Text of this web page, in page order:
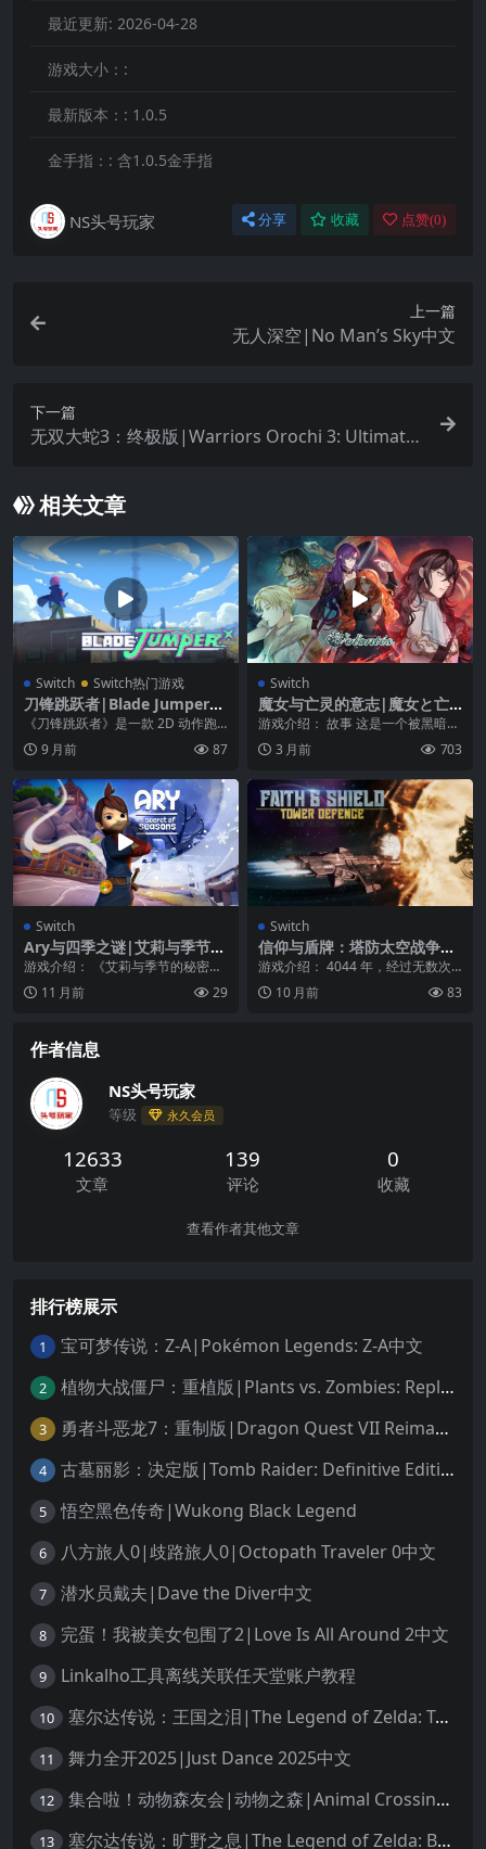
最近更新: 2026-04-28
游戏大小：:
最新版本：: 1.0.5
金手指：: 含1.0.5金手指
NS头号玩家 分享 收藏 点赞(0)
上一篇
无人深空|No Man’s Sky中文
下一篇
无双大蛇3：终极版|Warriors Orochi 3: Ultimate
相关文章
Switch Switch热门游戏
刀锋跳跃者|Blade Jumper中
文
《刀锋跳跃者》是一款 2D 动作跑
跳游戏，玩家使用简单的跳跃动作
来攀登障碍重重的...
9 月前 87
Switch
魔女与亡灵的意志|魔女と亡
霊のヴォロンテ
游戏介绍： 故事 这是一个被黑暗笼
罩的时代——世界与外界隔绝，致
命的瘟疫肆虐大地...
3 月前 703
Switch
Ary与四季之谜|艾莉与季节的
秘密|Ary and the Secret of
Seasons中文
游戏介绍： 《艾莉与季节的秘密》
是一款屡获殊荣的冒险游戏，讲述
了一个名叫Arye...
11 月前 29
Switch
信仰与盾牌：塔防太空战争游
戏2022|Faith & Shield: Tow
er Defense – Space Wars G
ame 2022
游戏介绍： 4044 年，经过无数次
战争与对抗，全球变化，动荡，地
球已不是最吸引...
10 月前 83
作者信息
NS头号玩家
等级 永久会员
12633
文章
139
评论
0
收藏
查看作者其他文章
排行榜展示
1 宝可梦传说：Z-A|Pokémon Legends: Z-A中文
2 植物大战僵尸：重植版|Plants vs. Zombies: Replanted中文
3 勇者斗恶龙7：重制版|Dragon Quest VII Reimagined中文
4 古墓丽影：决定版|Tomb Raider: Definitive Edition中文
5 悟空黑色传奇|Wukong Black Legend
6 八方旅人0|歧路旅人0|Octopath Traveler 0中文
7 潜水员戴夫|Dave the Diver中文
8 完蛋！我被美女包围了2|Love Is All Around 2中文
9 Linkalho工具离线关联任天堂账户教程
10 塞尔达传说：王国之泪|The Legend of Zelda: Tears of the Kingdom中文
11 舞力全开2025|Just Dance 2025中文
12 集合啦！动物森友会|动物之森|Animal Crossing: New Horizons中文
13 塞尔达传说：旷野之息|The Legend of Zelda: Breath of the Wild中文